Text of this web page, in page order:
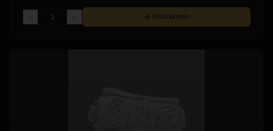
Ostoskoriin